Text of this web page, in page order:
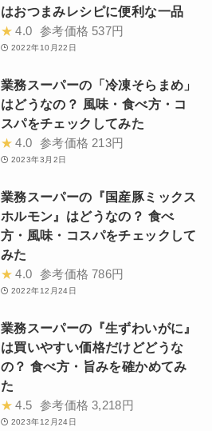
はおつまみレシピに便利な一品
★ 4.0 参考価格 537円
2022年10月22日
業務スーパーの「冷凍そらまめ」
はどうなの？ 風味・食べ方・コ
スパをチェックしてみた
★ 4.0 参考価格 213円
2023年3月2日
業務スーパーの『国産豚ミックス
ホルモン』はどうなの？ 食べ
方・風味・コスパをチェックして
みた
★ 4.0 参考価格 786円
2022年12月24日
業務スーパーの『生ずわいがに』
は買いやすい価格だけどどうな
の？ 食べ方・旨みを確かめてみ
た
★ 4.5 参考価格 3,218円
2023年12月24日